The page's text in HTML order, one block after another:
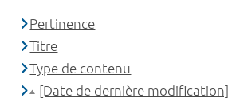
Pertinence
Titre
Type de contenu
[Date de dernière modification]